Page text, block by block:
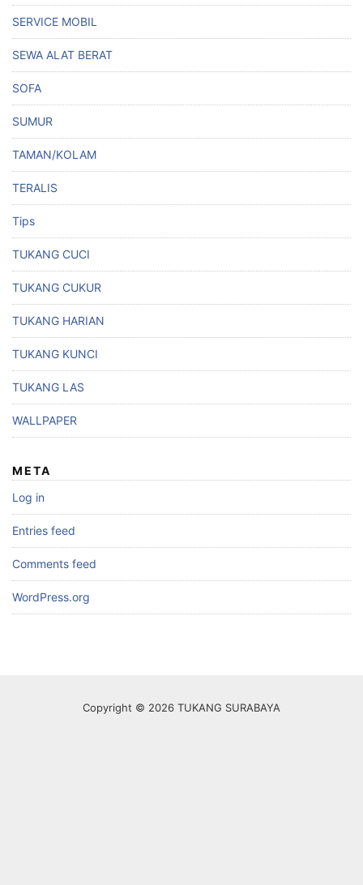
SERVICE MOBIL
SEWA ALAT BERAT
SOFA
SUMUR
TAMAN/KOLAM
TERALIS
Tips
TUKANG CUCI
TUKANG CUKUR
TUKANG HARIAN
TUKANG KUNCI
TUKANG LAS
WALLPAPER
META
Log in
Entries feed
Comments feed
WordPress.org
Copyright © 2026 TUKANG SURABAYA